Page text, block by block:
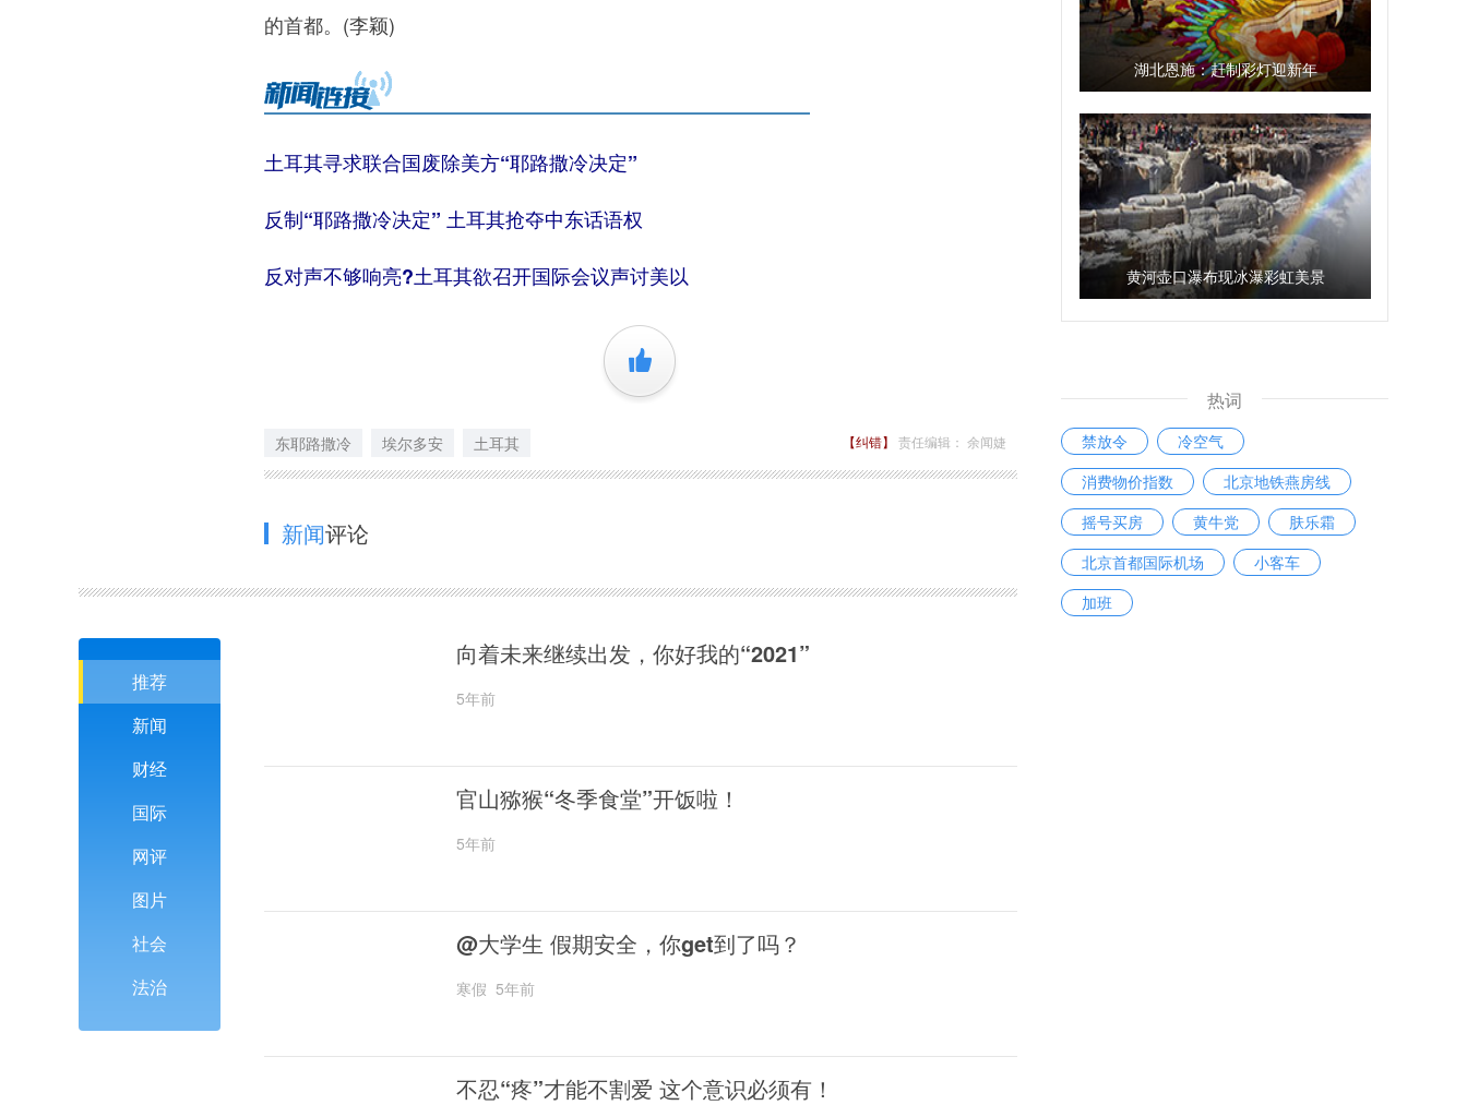
的首都。(李颖)
土耳其寻求联合国废除美方“耶路撒冷决定”
反制“耶路撒冷决定” 土耳其抢夺中东话语权
反对声不够响亮?土耳其欲召开国际会议声讨美以
+1
东耶路撒冷 埃尔多安 土耳其 【纠错】 责任编辑： 余闻婕
新闻评论
推荐
新闻
财经
国际
网评
图片
社会
法治
向着未来继续出发，你好我的“2021”
5年前
官山猕猴“冬季食堂”开饭啦！
5年前
@大学生 假期安全，你get到了吗？
寒假 5年前
不忍“疼”才能不割爱 这个意识必须有！
湖北恩施：赶制彩灯迎新年
黄河壶口瀑布现冰瀑彩虹美景
热词
禁放令
冷空气
消费物价指数
北京地铁燕房线
摇号买房
黄牛党
肤乐霜
北京首都国际机场
小客车
加班